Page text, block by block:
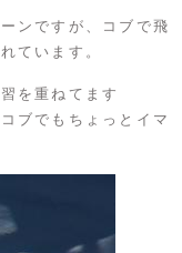
ンですが、コブで飛
ています。
を重ねてます
ブでもちょっとイマ